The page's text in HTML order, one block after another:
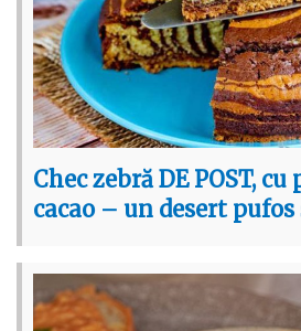
Chec zebră DE POST,
cacao – un desert